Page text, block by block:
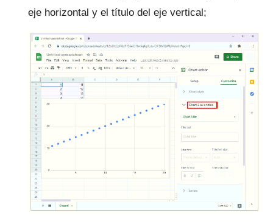
eje horizontal y el título del eje vertical;